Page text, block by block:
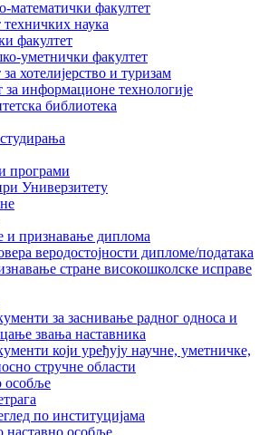
математички факултет
техничких наука
факултет
уметнички факултет
хотелијерство и туризам
за информационе технологије
библиотека
програми
Универзитету
и признавање диплома
веродостојности дипломе/података
стране високошколске исправе
за заснивање радног односа и
звања наставника
који уређују научне, уметничке,
стручне области
особље
по институцијама
наставно особље